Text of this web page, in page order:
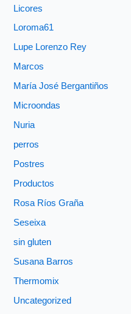
Licores
Loroma61
Lupe Lorenzo Rey
Marcos
María José Bergantiños
Microondas
Nuria
perros
Postres
Productos
Rosa Ríos Graña
Seseixa
sin gluten
Susana Barros
Thermomix
Uncategorized